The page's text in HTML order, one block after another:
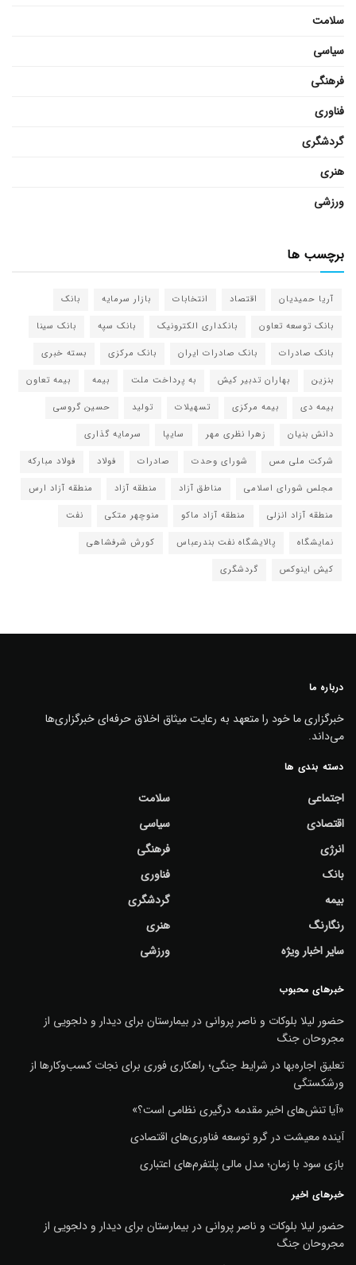
سلامت
سیاسی
فرهنگی
فناوری
گردشگری
هنری
ورزشی
برچسب ها
آریا حمیدیان اقتصاد انتخابات بازار سرمایه
بانک
بانک توسعه تعاون
بانکداری الکترونیک بانک سپه
بانک سینا
بانک صادرات
بانک صادرات ایران بانک مرکزی
بسته خبری
بنزین
بهاران تدبیر کیش به پرداخت ملت بیمه
بیمه تعاون
بیمه دی
بیمه مرکزی تسهیلات تولید
حسین گروسی
دانش بنیان
زهرا نظری مهر سایپا
سرمایه گذاری
شرکت ملی مس
شورای وحدت صادرات فولاد
فولاد مبارکه
مجلس شورای اسلامی
مناطق آزاد منطقه آزاد
منطقه آزاد ارس
منطقه آزاد انزلی
منطقه آزاد ماکو منوچهر متکی
نفت
نمایشگاه
پالایشگاه نفت بندرعباس
کورش شرفشاهی
کیش اینوکس
گردشگری
درباره ما
خبرگزاری ما خود را متعهد به رعایت میثاق اخلاق حرفه‌ای خبرگزاری‌ها
می‌داند.
دسته بندی ها
اجتماعی
اقتصادی
انرژی
بانک
بیمه
رنگارنگ
سایر اخبار ویژه
سلامت
سیاسی
فرهنگی
فناوری
گردشگری
هنری
ورزشی
خبرهای محبوب
حضور لیلا بلوکات و ناصر پروانی در بیمارستان برای دیدار و دلجویی از
مجروحان جنگ
تعلیق اجاره‌بها در شرایط جنگی؛ راهکاری فوری برای نجات کسب‌وکارها از
ورشکستگی
«آیا تنش‌های اخیر مقدمه درگیری نظامی است؟»
آینده معیشت در گرو توسعه فناوری‌های اقتصادی
بازی سود با زمان؛ مدل مالی پلتفرم‌های اعتباری
خبرهای اخیر
حضور لیلا بلوکات و ناصر پروانی در بیمارستان برای دیدار و دلجویی از
مجروحان جنگ